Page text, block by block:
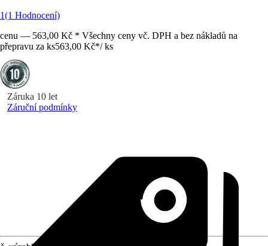
1(1 Hodnocení)
cenu — 563,00 Kč * Všechny ceny vč. DPH a bez nákladů na
přepravu za ks563,00 Kč*/ ks
Záruka 10 let
Záruční podmínky